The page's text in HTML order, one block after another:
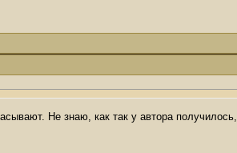
Не знаю, как так у автора получилось,